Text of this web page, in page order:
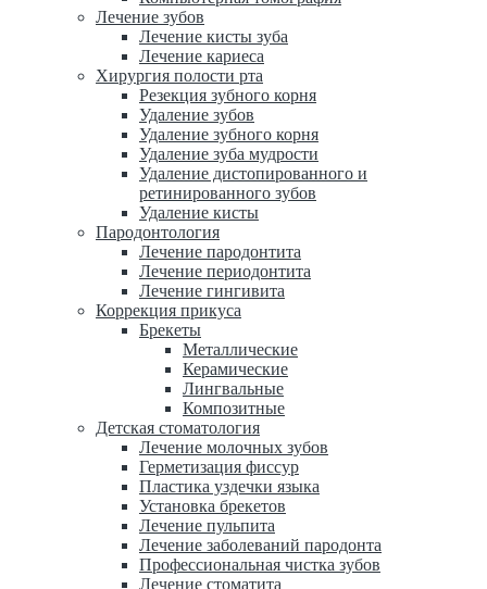
Лечение зубов
Лечение кисты зуба
Лечение кариеса
Хирургия полости рта
Резекция зубного корня
Удаление зубов
Удаление зубного корня
Удаление зуба мудрости
Удаление дистопированного и
ретинированного зубов
Удаление кисты
Пародонтология
Лечение пародонтита
Лечение периодонтита
Лечение гингивита
Коррекция прикуса
Брекеты
Металлические
Керамические
Лингвальные
Композитные
Детская стоматология
Лечение молочных зубов
Герметизация фиссур
Пластика уздечки языка
Установка брекетов
Лечение пульпита
Лечение заболеваний пародонта
Профессиональная чистка зубов
Лечение стоматита